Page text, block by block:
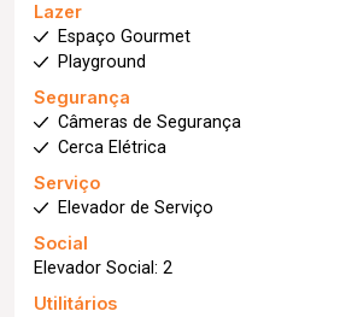
Lazer
Espaço Gourmet
Playground
Segurança
Câmeras de Segurança
Cerca Elétrica
Serviço
Elevador de Serviço
Social
Elevador Social: 2
Utilitários